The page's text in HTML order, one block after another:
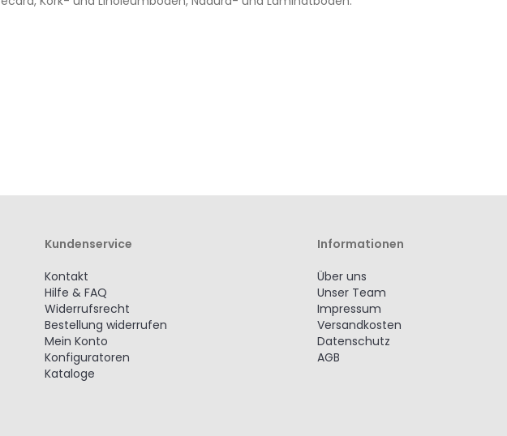
Kundenservice
Kontakt
Hilfe & FAQ
Widerrufsrecht
Bestellung widerrufen
Mein Konto
Konfiguratoren
Kataloge
Informationen
Über uns
Unser Team
Impressum
Versandkosten
Datenschutz
AGB